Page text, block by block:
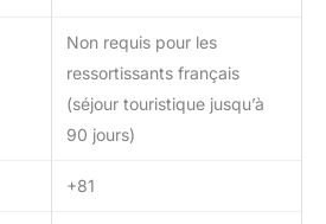
Non requis pour les
ressortissants français
(séjour touristique jusqu’à
90 jours)
+81